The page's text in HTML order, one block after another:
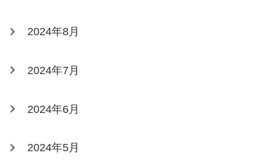
2024年8月
2024年7月
2024年6月
2024年5月